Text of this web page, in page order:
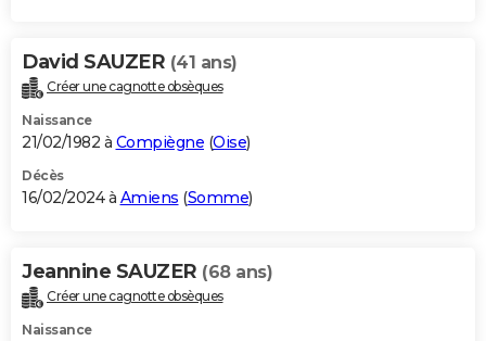
David SAUZER (41 ans)
Créer une cagnotte obsèques
Naissance
21/02/1982 à Compiègne (Oise)
Décès
16/02/2024 à Amiens (Somme)
Jeannine SAUZER (68 ans)
Créer une cagnotte obsèques
Naissance